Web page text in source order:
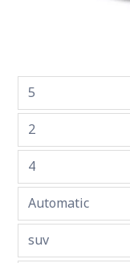
5
2
4
Automatic
suv